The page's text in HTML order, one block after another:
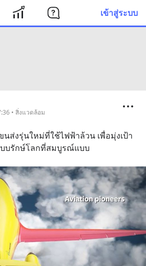
เข้าสู่ระบบ
• สิ่งแวดล้อม
นส่งรุ่นใหม่ที่ใช้ไฟฟ้าล้วน เพื่อมุ่งเป้า
บรักษ์โลกที่สมบูรณ์แบบ